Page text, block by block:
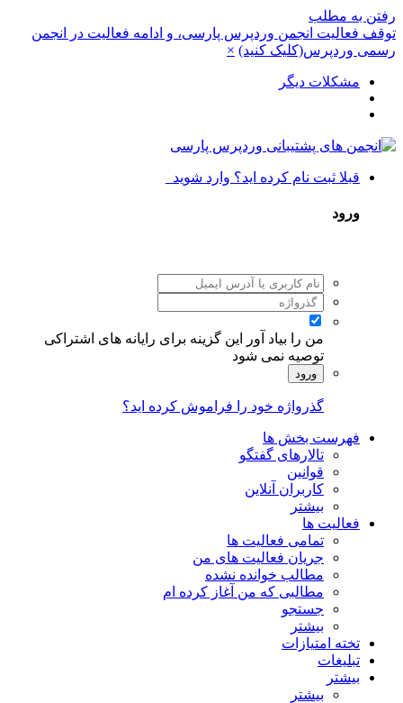
رفتن به مطلب
توقف فعالیت انجمن وردپرس پارسی، و ادامه فعالیت در انجمن
رسمی وردپرس(کلیک کنید) ×
مشکلات دیگر
قبلا ثبت نام کرده اید؟ وارد شوید
ورود
من را بیاد آور
این گزینه برای رایانه های اشتراکی
توصیه نمی شود
ورود
گذرواژه خود را فراموش کرده اید؟
فهرست بخش ها
تالارهای گفتگو
قوانین
کاربران آنلاین
بیشتر
فعالیت ها
تمامی فعالیت ها
جریان فعالیت های من
مطالب خوانده نشده
مطالبی که من آغاز کرده ام
جستجو
بیشتر
تخته امتیازات
تبلیغات
بیشتر
بیشتر